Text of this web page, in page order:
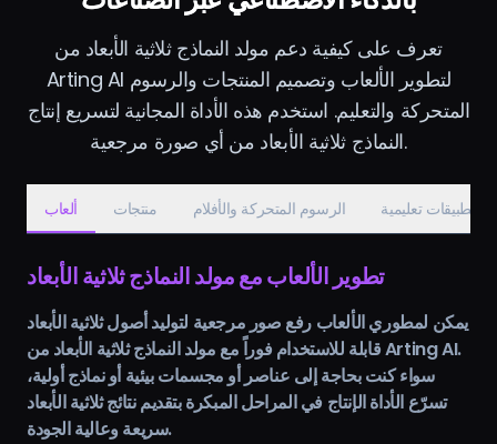
تعرف على كيفية دعم مولد النماذج ثلاثية الأبعاد من
Arting AI لتطوير الألعاب وتصميم المنتجات والرسوم
المتحركة والتعليم. استخدم هذه الأداة المجانية لتسريع إنتاج
النماذج ثلاثية الأبعاد من أي صورة مرجعية.
ألعاب منتجات الرسوم المتحركة والأفلام تطبيقات تعليمية
تطوير الألعاب مع مولد النماذج ثلاثية الأبعاد
يمكن لمطوري الألعاب رفع صور مرجعية لتوليد أصول ثلاثية الأبعاد
قابلة للاستخدام فوراً مع مولد النماذج ثلاثية الأبعاد من Arting AI.
سواء كنت بحاجة إلى عناصر أو مجسمات بيئية أو نماذج أولية،
تسرّع الأداة الإنتاج في المراحل المبكرة بتقديم نتائج ثلاثية الأبعاد
سريعة وعالية الجودة.